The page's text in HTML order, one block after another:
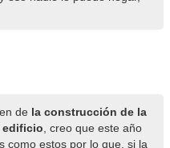
de la construcción de la
edificio , creo que este año
como estos por lo que, si la